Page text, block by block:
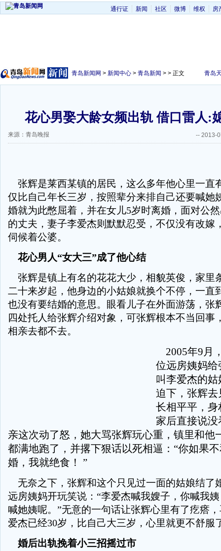
通行证 新闻 社区 微博 维权 房
青岛新闻网 > 新闻中心 > 青岛新闻 > > 正文 青岛
花心男娶大龄女频出轨 借口雷人:
来源：青岛晚报 -- 2013-
张辉是莱西某镇的居民，这么多年他心里一直
仅比自己年长三岁，按照辈分来排自己还要喊她
婚就为此憋屈着，并在女儿5岁时离婚，面对公
的丈夫，妻子李爱杰则默默忍受，不仅没有改嫁
伺候着公婆。
花心男人“女大三”成了他心结
张辉是镇上有名的花花大少，相貌英俊，家里
二十来岁起，他身边的小姑娘就换个不停，一直
也没有要结婚的意思。眼看儿子在外面游荡，张
四处托人给张辉介绍对象，可张辉根本不当回事
相亲去都不去。
2005年9月
位远房姨妈
叫李爱杰的
迫下，张辉
长相平平，
家后直接说
亲这次动了怒，她大骂张辉玩心重，镇里和他
都满地跑了，并撂下狠话以死相逼：“你如果
婚，我就绝食！ ”
无奈之下，张辉和这个只见过一面的姑娘结了
远房姨妈开玩笑说：“李爱杰喊我嫂子，你喊我
喊她姨呢。”无意的一句话让张辉心里有了疙瘩
爱杰已经30岁，比自己大三岁，心里就更不舒服
婚后出轨挽着小三招摇过市